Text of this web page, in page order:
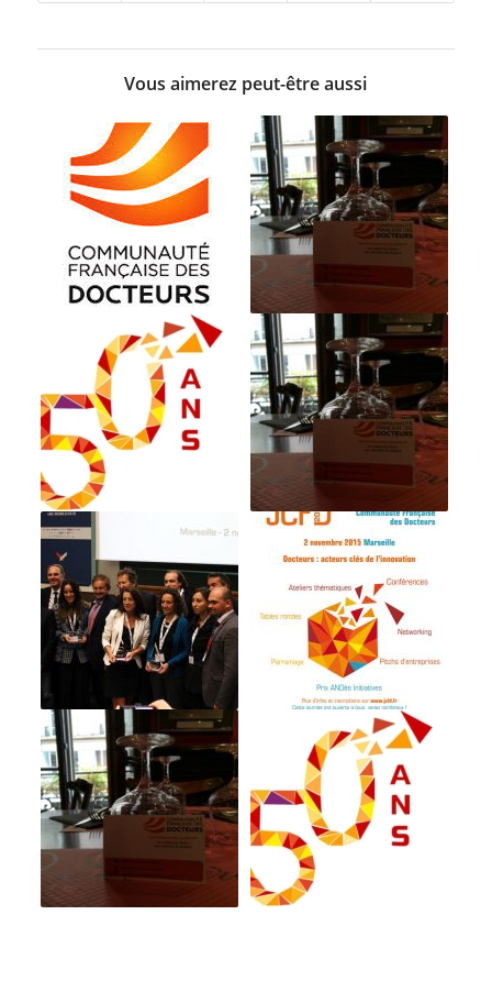
Vous aimerez peut-être aussi